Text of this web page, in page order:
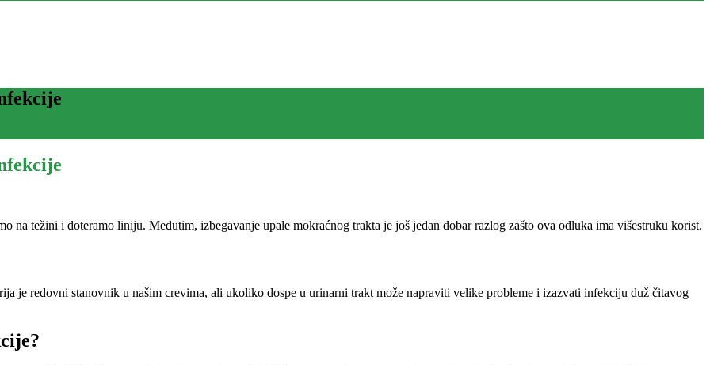
na težini i doteramo liniju. Međutim, izbegavanje upale mokraćnog trakta je još jedan dobar razlog zašto ova odluka ima višestruku korist.
je redovni stanovnik u našim crevima, ali ukoliko dospe u urinarni trakt može napraviti velike probleme i izazvati infekciju duž čitavog